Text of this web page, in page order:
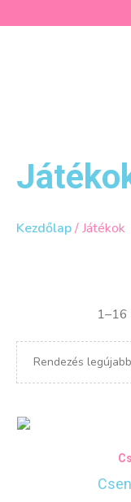
Kezdőlap/ Játékok
1–16